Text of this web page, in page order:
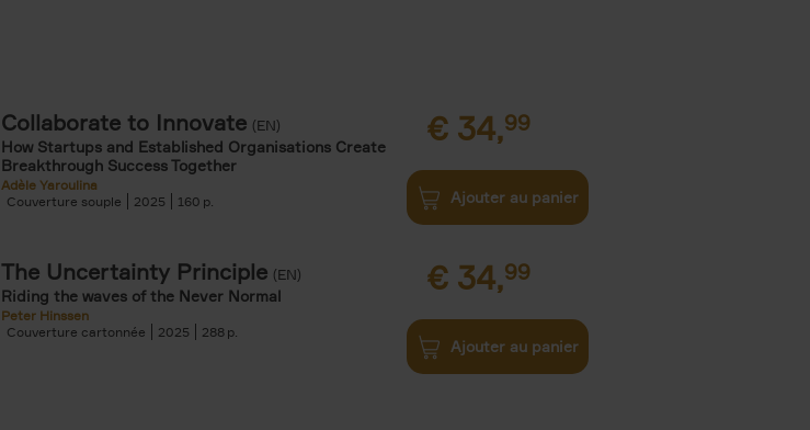
Collaborate to Innovate (EN)
How Startups and Established Organisations Create
Breakthrough Success Together
Adèle Yaroulina
Couverture souple
2025 160
€ 34,99
Ajouter au panier
The Uncertainty Principle (EN)
Riding the waves of the Never Normal
Peter Hinssen
Couverture cartonnée
2025 288
€ 34,99
Ajouter au panier